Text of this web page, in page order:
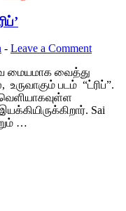
- Leave a Comment
மையமாக வைத்து
படம் “ட்ரிப்”.
Sai
…